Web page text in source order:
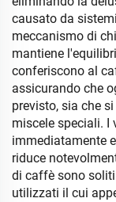
causato da
meccanismo di
mantiene
conferiscono al
assicurando che
previsto, sia che
miscele speciali. I
immediatamente
riduce
di caffè sono
utilizzati il cui